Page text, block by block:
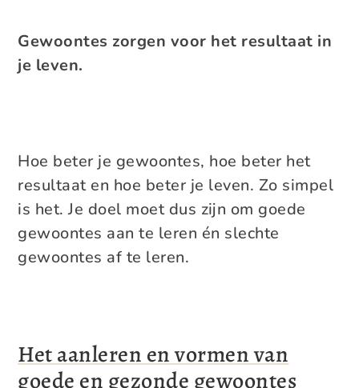
Gewoontes zorgen voor het resultaat in
je leven.
Hoe beter je gewoontes, hoe beter het
resultaat en hoe beter je leven. Zo simpel
is het. Je doel moet dus zijn om goede
gewoontes aan te leren én slechte
gewoontes af te leren.
Het aanleren en vormen van
goede en gezonde gewoontes